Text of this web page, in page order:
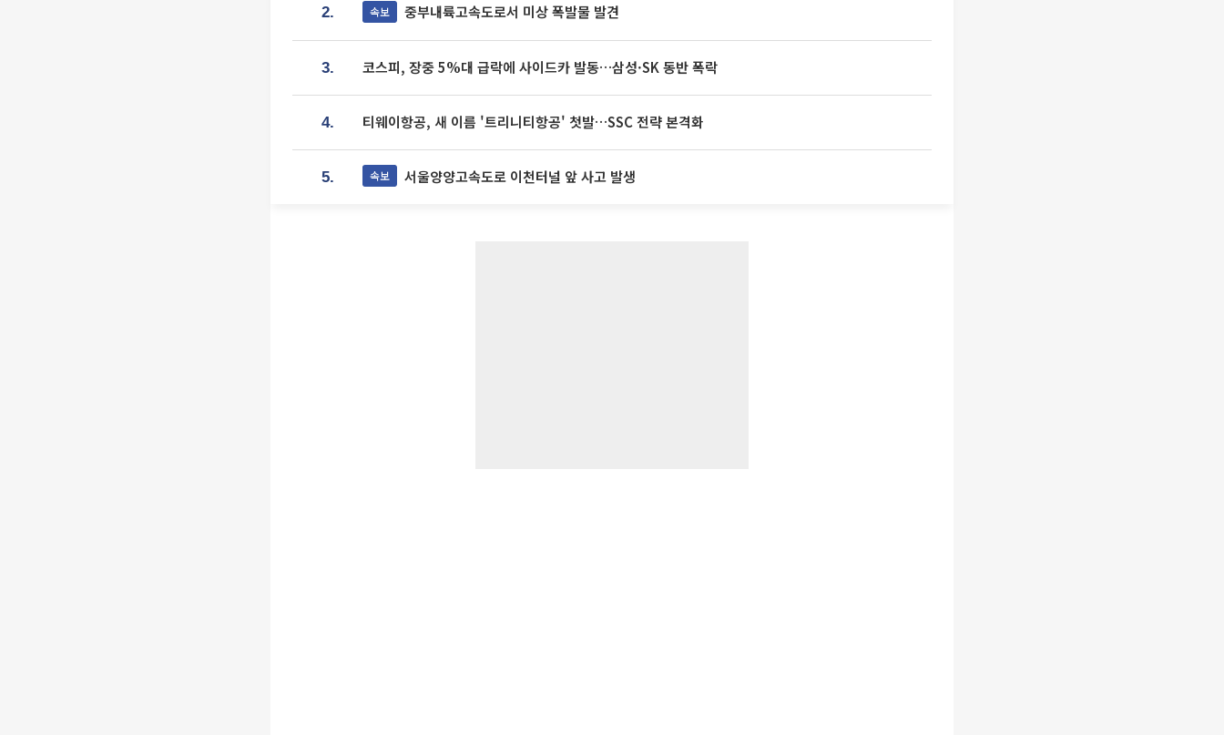
2. 속보 중부내륙고속도로서 미상 폭발물 발견
3. 코스피, 장중 5%대 급락에 사이드카 발동…삼성·SK 동반 폭락
4. 티웨이항공, 새 이름 '트리니티항공' 첫발…SSC 전략 본격화
5. 속보 서울양양고속도로 이천터널 앞 사고 발생